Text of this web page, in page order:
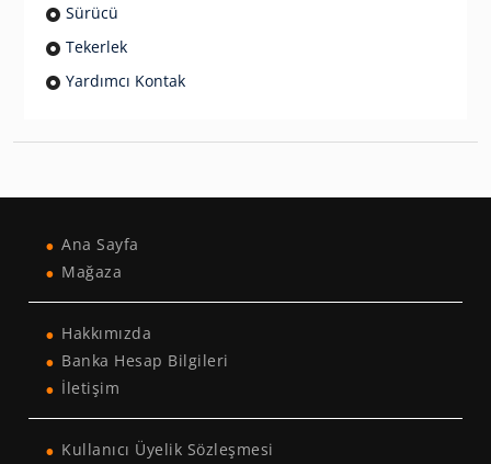
Sürücü
Tekerlek
Yardımcı Kontak
Ana Sayfa
Mağaza
Hakkımızda
Banka Hesap Bilgileri
İletişim
Kullanıcı Üyelik Sözleşmesi